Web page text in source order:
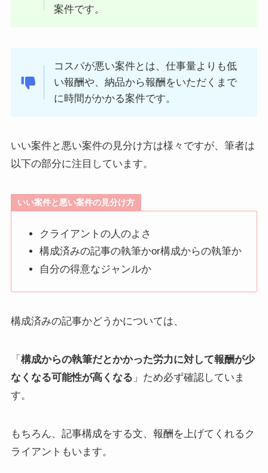
案件です。
コスパが悪い案件とは、仕事量よりも低
い報酬や、納品から報酬をいただくまで
に時間がかかる案件です。
いい案件と悪い案件の見分け方は様々ですが、筆者は
以下の部分に注目しています。
いい案件と悪い案件の見分け方
クライアントの人のよさ
構成済みの記事の執筆かor構成からの執筆か
自分の得意なジャンルか
構成済みの記事かどうかについては、
「 構成からの執筆だとかかった労力に対して報酬が少
なくなる可能性が高くなる 」ため必ず確認していま
す。
もちろん、記事構成をする文、報酬を上げてくれるク
ライアントもいます。